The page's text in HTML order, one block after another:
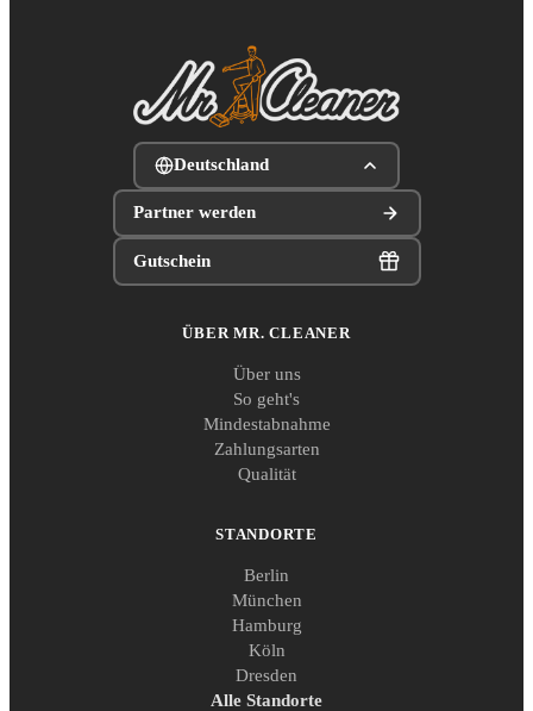
Deutschland
Partner werden
Gutschein
ÜBER MR. CLEANER
Über uns
So geht's
Mindestabnahme
Zahlungsarten
Qualität
STANDORTE
Berlin
München
Hamburg
Köln
Dresden
Alle Standorte